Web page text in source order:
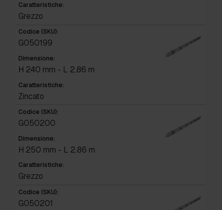
Caratteristiche:
Grezzo
Codice (SKU):
G050199
Dimensione:
H 240 mm - L 2,86 m
Caratteristiche:
Zincato
Codice (SKU):
G050200
Dimensione:
H 250 mm - L 2,86 m
Caratteristiche:
Grezzo
Codice (SKU):
G050201